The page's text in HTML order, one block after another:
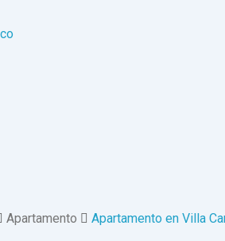
Apartamento Apartamento en Villa